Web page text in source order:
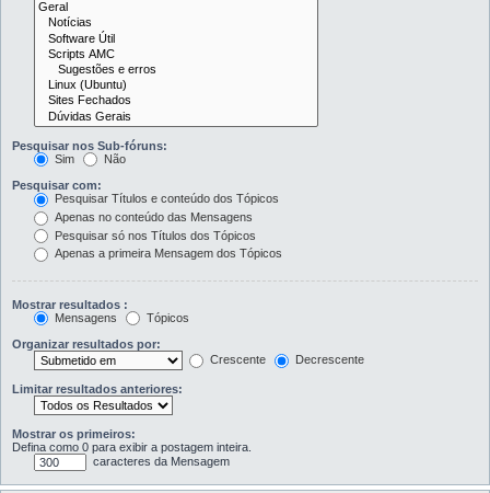
Pesquisar nos Sub-fóruns:
Sim
Não
Pesquisar com:
Pesquisar Títulos e conteúdo dos Tópicos
Apenas no conteúdo das Mensagens
Pesquisar só nos Títulos dos Tópicos
Apenas a primeira Mensagem dos Tópicos
Mostrar resultados :
Mensagens
Tópicos
Organizar resultados por:
Crescente
Decrescente
Limitar resultados anteriores:
Mostrar os primeiros:
Defina como 0 para exibir a postagem inteira.
caracteres da Mensagem